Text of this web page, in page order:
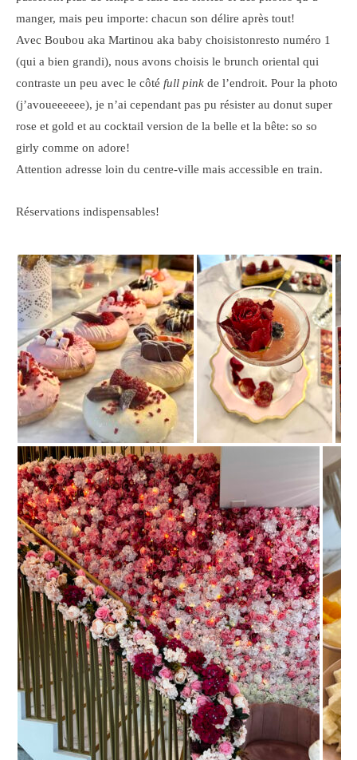
manger, mais peu importe: chacun son délire après tout!
Avec Boubou aka Martinou aka baby choisistonresto numéro 1
(qui a bien grandi), nous avons choisis le brunch oriental qui
contraste un peu avec le côté full pink de l’endroit. Pour la photo
(j’avoueeeeee), je n’ai cependant pas pu résister au donut super
rose et gold et au cocktail version de la belle et la bête: so so
girly comme on adore!
Attention adresse loin du centre-ville mais accessible en train.
Réservations indispensables!